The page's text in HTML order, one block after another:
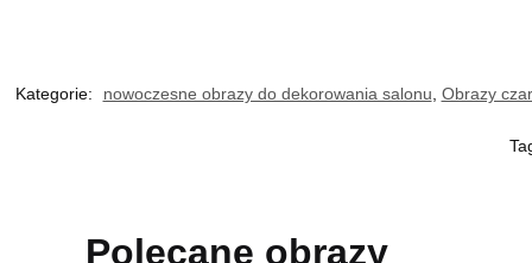
Kategorie:
nowoczesne obrazy do dekorowania salonu Obrazy
Polecane obrazy